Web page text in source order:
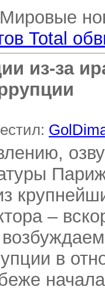
Total
из-за
–
в